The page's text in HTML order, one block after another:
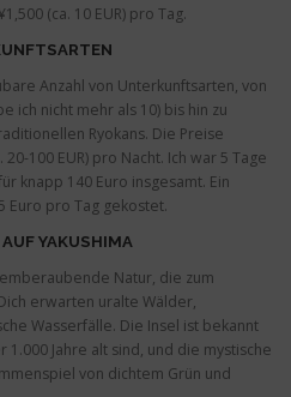
(ca. 10 EUR) pro Tag.
Anzahl von Unterkunftsarten, von
ich nicht mehr als 10) bis hin zu
Ryokans. Die Preise
100 EUR) pro Nacht. Ich war 5 Tage
knapp 140 Euro insgesamt. Ein
Euro pro Tag gekostet.
YAKUSHIMA
Natur, die zum
erwarten uralte Wälder,
Wasserfälle. Die Insel ist bekannt
Jahre alt sind, und die mystische
von dichtem Grün und